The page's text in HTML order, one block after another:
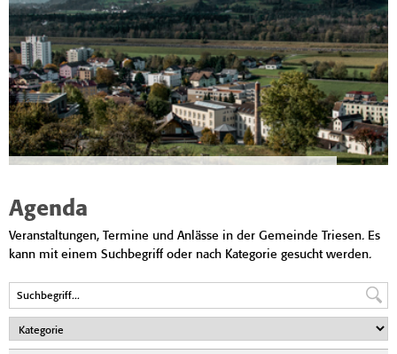
Agenda
Veranstaltungen, Termine und Anlässe in der Gemeinde Triesen. Es
kann mit einem Suchbegriff oder nach Kategorie gesucht werden.